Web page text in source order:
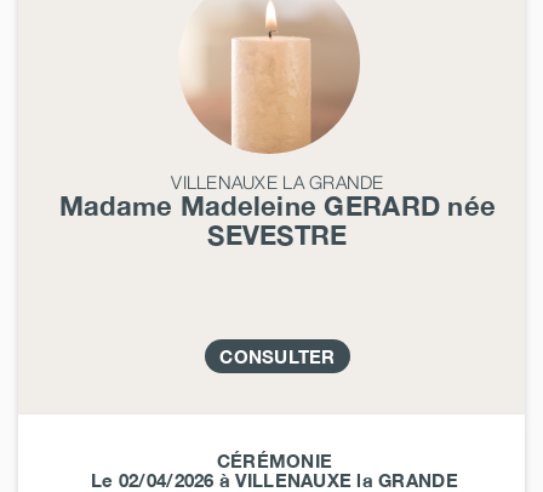
VILLENAUXE LA GRANDE
Madame Madeleine GERARD née
SEVESTRE
CONSULTER
CÉRÉMONIE
Le 02/04/2026 à VILLENAUXE la GRANDE